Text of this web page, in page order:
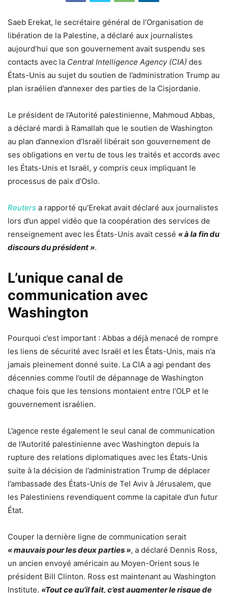
Saeb Erekat, le secrétaire général de l’Organisation de
libération de la Palestine, a déclaré aux journalistes
aujourd’hui que son gouvernement avait suspendu ses
contacts avec la Central Intelligence Agency (CIA) des
États-Unis au sujet du soutien de l’administration Trump au
plan israélien d’annexer des parties de la Cisjordanie.
Le président de l’Autorité palestinienne, Mahmoud Abbas,
a déclaré mardi à Ramallah que le soutien de Washington
au plan d’annexion d’Israël libérait son gouvernement de
ses obligations en vertu de tous les traités et accords avec
les États-Unis et Israël, y compris ceux impliquant le
processus de paix d’Oslo.
Reuters a rapporté qu’Erekat avait déclaré aux journalistes
lors d’un appel vidéo que la coopération des services de
renseignement avec les États-Unis avait cessé « à la fin du
discours du président ».
L’unique canal de
communication avec
Washington
Pourquoi c’est important : Abbas a déjà menacé de rompre
les liens de sécurité avec Israël et les États-Unis, mais n’a
jamais pleinement donné suite. La CIA a agi pendant des
décennies comme l’outil de dépannage de Washington
chaque fois que les tensions montaient entre l’OLP et le
gouvernement israélien.
L’agence reste également le seul canal de communication
de l’Autorité palestinienne avec Washington depuis la
rupture des relations diplomatiques avec les États-Unis
suite à la décision de l’administration Trump de déplacer
l’ambassade des États-Unis de Tel Aviv à Jérusalem, que
les Palestiniens revendiquent comme la capitale d’un futur
État.
Couper la dernière ligne de communication serait
« mauvais pour les deux parties », a déclaré Dennis Ross,
un ancien envoyé américain au Moyen-Orient sous le
président Bill Clinton. Ross est maintenant au Washington
Institute. «Tout ce qu’il fait, c’est augmenter le risque de